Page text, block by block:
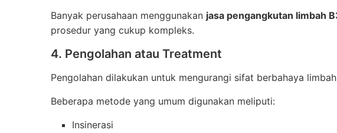
Banyak perusahaan menggunakan jasa pengangkutan limbah
prosedur yang cukup kompleks.
4. Pengolahan atau Treatment
Pengolahan dilakukan untuk mengurangi sifat berbahaya
Beberapa metode yang umum digunakan meliputi:
Insinerasi